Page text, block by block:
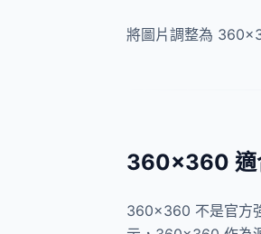
將圖片調整為
360×360 適
360×360 不是官方